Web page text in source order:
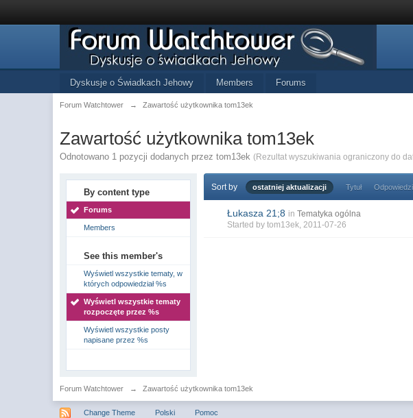
Dyskusje o Świadkach Jehowy Members Forums
Forum Watchtower → Zawartość użytkownika tom13ek
Zawartość użytkownika tom13ek
Odnotowano 1 pozycji dodanych przez tom13ek (Rezultat wyszukiwania ograniczony do
By content type
Forums
Members
See this member's
Wyświetl wszystkie tematy, w
których odpowiedział %s
Wyświetl wszystkie tematy
rozpoczęte przez %s
Wyświetl wszystkie posty
napisane przez %s
Sort by ostatniej aktualizacji Tytuł Odpowiedzi
Łukasza 21;8 in Tematyka ogólna
Started bytom13ek, 2011-07-26
Forum Watchtower → Zawartość użytkownika tom13ek
Change Theme Polski Pomoc